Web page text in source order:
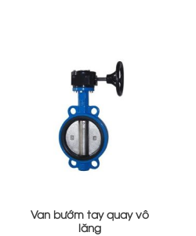
Van bướm tay quay vô
lăng